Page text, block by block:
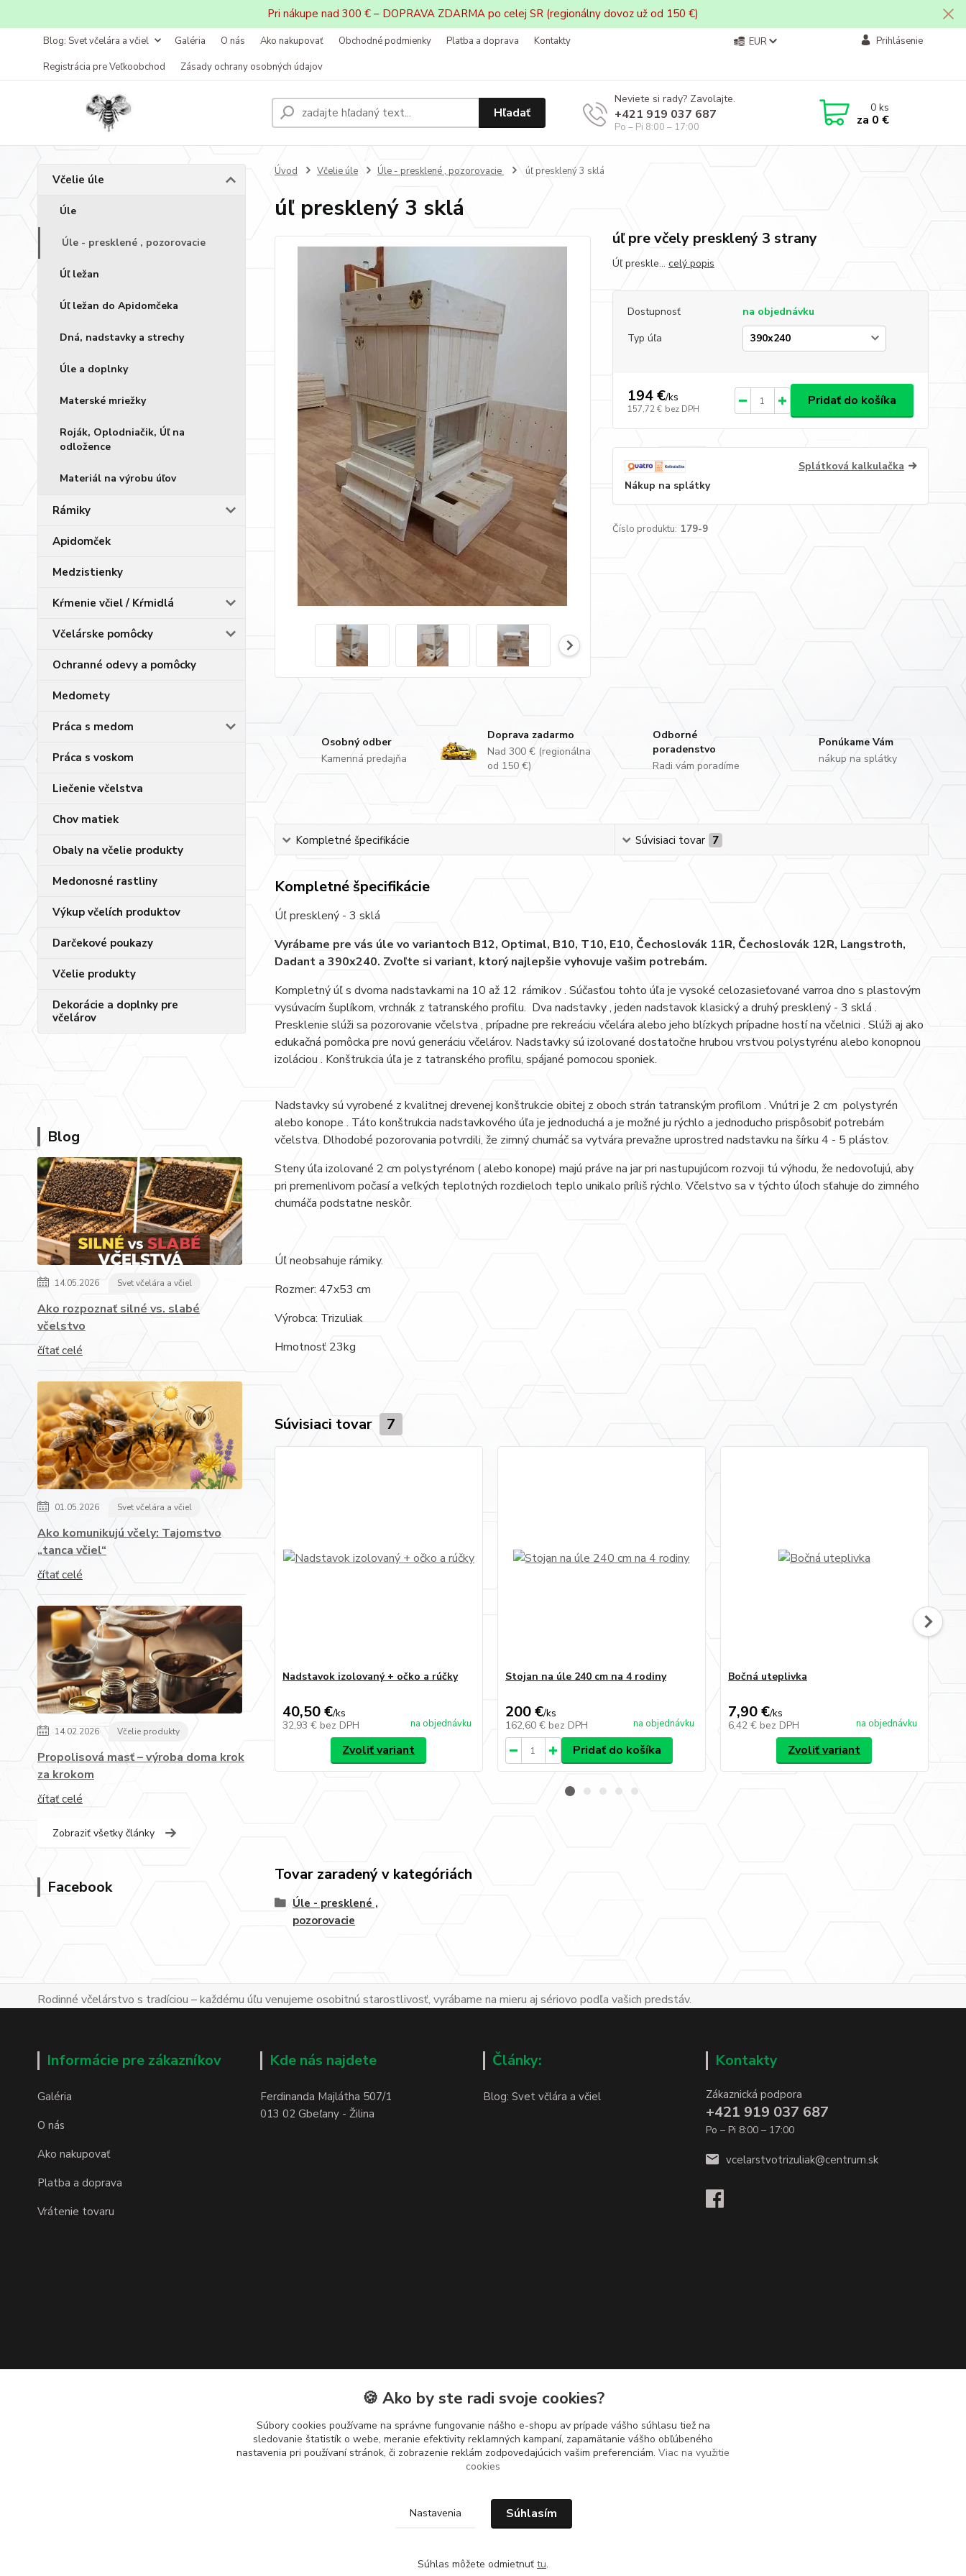
Pri nákupe nad 300 € – DOPRAVA ZDARMA po celej SR (regionálny dovoz už od 150 €)
Blog: Svet včelára a včiel Galéria O nás Ako nakupovať Obchodné podmienky Platba a doprava
Kontakty
Registrácia pre Veľkoobchod
Zásady ochrany osobných údajov
EUR Prihlásenie
Hľadať
Neviete si rady? Zavolajte.
+421 919 037 687
Po – Pi 8:00 – 17:00
0ks
za 0 €
Včelie úle
Úle
Úle - presklené , pozorovacie
Úľ ležan
Úľ ležan do Apidomčeka
Dná, nadstavky a strechy
Úle a doplnky
Materské mriežky
Roják, Oplodniačik, Úľ na
odložence
Materiál na výrobu úľov
Rámiky
Apidomček
Medzistienky
Kŕmenie včiel / Kŕmidlá
Včelárske pomôcky
Ochranné odevy a pomôcky
Medomety
Práca s medom
Práca s voskom
Liečenie včelstva
Chov matiek
Obaly na včelie produkty
Medonosné rastliny
Výkup včelích produktov
Darčekové poukazy
Včelie produkty
Dekorácie a doplnky pre
včelárov
Blog
14.05.2026 Svet včelára a včiel
Ako rozpoznať silné vs. slabé
včelstvo
čítať celé
01.05.2026 Svet včelára a včiel
Ako komunikujú včely: Tajomstvo
„tanca včiel“
čítať celé
14.02.2026 Včelie produkty
Propolisová masť – výroba doma krok
za krokom
čítať celé
Zobraziť všetky články
Facebook
Úvod Včelie úle Úle - presklené , pozorovacie úľ presklený 3 sklá
úľ presklený 3 sklá
úľ pre včely presklený 3 strany
Úľ preskle... celý popis
Dostupnosť
na objednávku
Typ úľa
194 €/ks
157,72 € bez DPH
Pridať do košíka
Splátková kalkulačka
Nákup na splátky
Číslo produktu: 179-9
Osobný odber
Kamenná predajňa
Doprava zadarmo
Nad 300 € (regionálna
od 150 €)
Odborné
poradenstvo
Radi vám poradíme
Ponúkame Vám
nákup na splátky
Kompletné špecifikácie Súvisiaci tovar 7
Kompletné špecifikácie
Úľ presklený - 3 sklá
Vyrábame pre vás úle vo variantoch B12, Optimal, B10, T10, E10, Čechoslovák 11R, Čechoslovák 12R, Langstroth,
Dadant a 390x240. Zvoľte si variant, ktorý najlepšie vyhovuje vašim potrebám.
Kompletný úľ s dvoma nadstavkami na 10 až 12 rámikov . Súčasťou tohto úľa je vysoké celozasieťované varroa dno s plastovým
vysúvacím šuplíkom, vrchnák z tatranského profilu. Dva nadstavky , jeden nadstavok klasický a druhý presklený - 3 sklá .
Presklenie slúži sa pozorovanie včelstva , prípadne pre rekreáciu včelára alebo jeho blízkych prípadne hostí na včelnici . Slúži aj ako
edukačná pomôcka pre novú generáciu včelárov. Nadstavky sú izolované dostatočne hrubou vrstvou polystyrénu alebo konopnou
izoláciou . Konštrukcia úľa je z tatranského profilu, spájané pomocou sponiek.
Nadstavky sú vyrobené z kvalitnej drevenej konštrukcie obitej z oboch strán tatranským profilom . Vnútri je 2 cm polystyrén
alebo konope . Táto konštrukcia nadstavkového úľa je jednoduchá a je možné ju rýchlo a jednoducho prispôsobiť potrebám
včelstva. Dlhodobé pozorovania potvrdili, že zimný chumáč sa vytvára prevažne uprostred nadstavku na šírku 4 - 5 plástov.
Steny úľa izolované 2 cm polystyrénom ( alebo konope) majú práve na jar pri nastupujúcom rozvoji tú výhodu, že nedovoľujú, aby
pri premenlivom počasí a veľkých teplotných rozdieloch teplo unikalo príliš rýchlo. Včelstvo sa v týchto úľoch sťahuje do zimného
chumáča podstatne neskôr.
Úľ neobsahuje rámiky.
Rozmer: 47x53 cm
Výrobca: Trizuliak
Hmotnosť 23kg
Súvisiaci tovar 7
Nadstavok izolovaný + očko a rúčky
40,50 €/ks
32,93 € bez DPH na objednávku
Zvoliť variant
Stojan na úle 240 cm na 4 rodiny
200 €/ks
162,60 € bez DPH na objednávku
Pridať do košíka
Bočná uteplivka
7,90 €/ks
6,42 € bez DPH na objednávku
Zvoliť variant
Tovar zaradený v kategóriách
Úle - presklené ,
pozorovacie
Rodinné včelárstvo s tradíciou – každému úľu venujeme osobitnú starostlivosť, vyrábame na mieru aj sériovo podľa vašich predstáv.
Informácie pre zákazníkov
Galéria
O nás
Ako nakupovať
Platba a doprava
Vrátenie tovaru
Kde nás najdete
Ferdinanda Majlátha 507/1
013 02 Gbeľany - Žilina
Články:
Blog: Svet včlára a včiel
Kontakty
Zákaznická podpora
+421 919 037 687
Po – Pi 8:00 – 17:00
vcelarstvotrizuliak@centrum.sk
🍪 Ako by ste radi svoje cookies?
Súbory cookies používame na správne fungovanie nášho e-shopu av prípade vášho súhlasu tiež na
sledovanie štatistík o webe, meranie efektivity reklamných kampaní, zapamätanie vášho obľúbeného
nastavenia pri používaní stránok, či zobrazenie reklám zodpovedajúcich vašim preferenciám. Viac na využitie
cookies
Nastavenia Súhlasím
Súhlas môžete odmietnuť tu.